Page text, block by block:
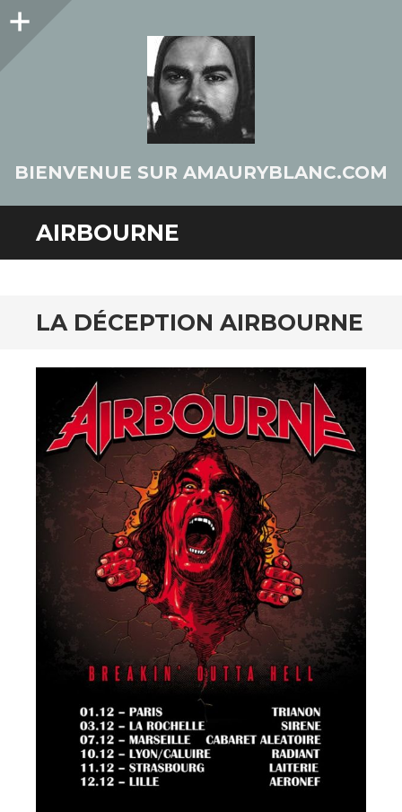
Colonne
BIENVENUE SUR AMAURYBLANC.COM
AIRBOURNE
LA DÉCEPTION AIRBOURNE